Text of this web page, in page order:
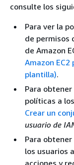
consulte los
Para ver la
de permisos
de Amazon
Amazon EC2
plantilla).
Para
políticas a
Crear un
usuario de
Para
los usuarios
acciones y